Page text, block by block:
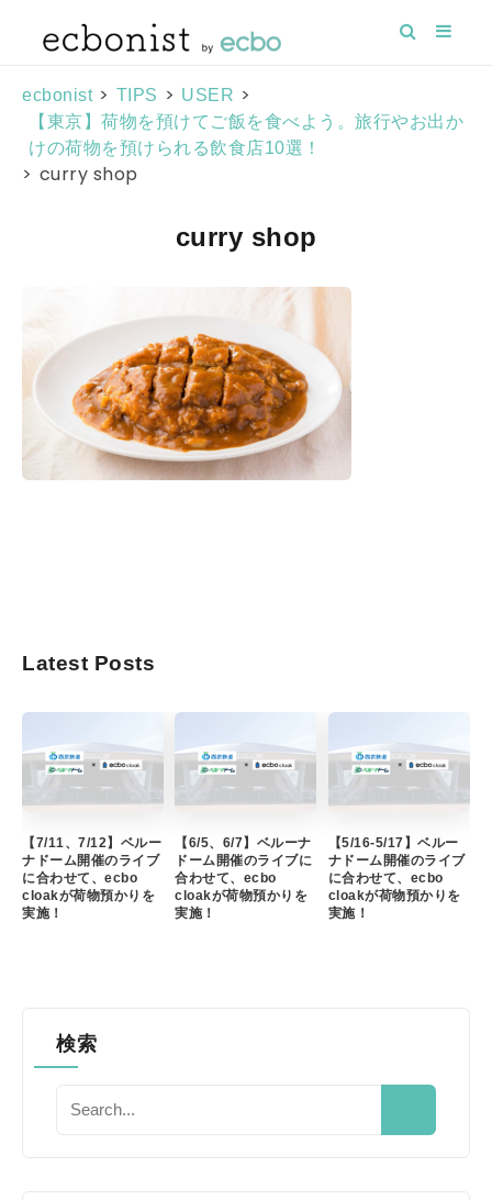
ecbonist > TIPS > USER >
【東京】荷物を預けてご飯を食べよう。旅行やお出か
けの荷物を預けられる飲食店10選！
> curry shop
curry shop
Latest Posts
【7/11、7/12】ベルー
ナドーム開催のライブ
に合わせて、ecbo
cloakが荷物預かりを
実施！
【6/5、6/7】ベルーナ
ドーム開催のライブに
合わせて、ecbo
cloakが荷物預かりを
実施！
【5/16-5/17】ベルー
ナドーム開催のライブ
に合わせて、ecbo
cloakが荷物預かりを
実施！
検索